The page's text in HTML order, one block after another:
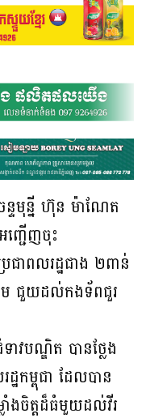
ទមុន្នី ហ៊ុន ម៉ាណែត
ញ្ជើញចុះ
ពលរដ្ឋជាង ២ពាន់
ម ជួយដល់កងទ័ពជួរ
បណ្ឌិត បានថ្លែង
កម្ពុជា ដែលបាន
ងចិត្តដ៏ធំមួយដល់វីរ